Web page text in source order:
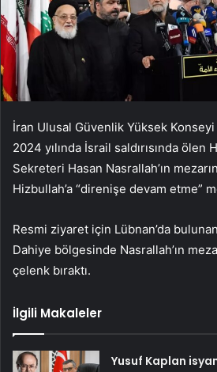
İran Ulusal Güvenlik Yüksek Konseyi
2024 yılında İsrail saldırısında ölen
Sekreteri Hasan Nasrallah’ın
Hizbullah’a “direnişe devam etme”
Resmi ziyaret için Lübnan’da
Dahiye bölgesinde Nasrallah’ın
çelenk bıraktı.
İlgili Makaleler
Yusuf Kaplan